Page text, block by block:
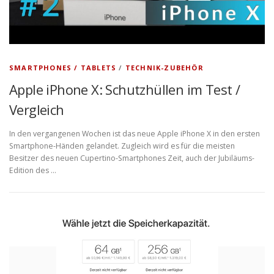
SMARTPHONES / TABLETS / TECHNIK-ZUBEHÖR
Apple iPhone X: Schutzhüllen im Test /
Vergleich
In den vergangenen Wochen ist das neue Apple iPhone X in den ersten
Smartphone-Händen gelandet. Zugleich wird es für die meisten
Besitzer des neuen Cupertino-Smartphones Zeit, auch der Jubiläums-
Edition des …